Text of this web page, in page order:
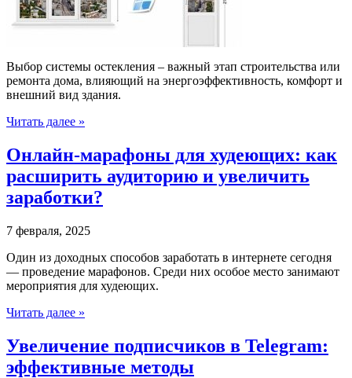
Выбор системы остекления – важный этап строительства или
ремонта дома, влияющий на энергоэффективность, комфорт и
внешний вид здания.
Читать далее »
Онлайн-марафоны для худеющих: как
расширить аудиторию и увеличить
заработки?
7 февраля, 2025
Один из доходных способов заработать в интернете сегодня
— проведение марафонов. Среди них особое место занимают
мероприятия для худеющих.
Читать далее »
Увеличение подписчиков в Telegram:
эффективные методы